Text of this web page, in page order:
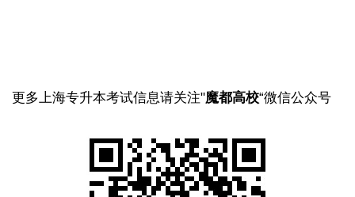
更多上海专升本考试信息请关注"魔都高校“微信公众号